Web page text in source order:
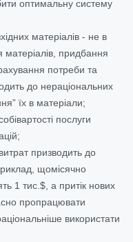
оптимальну систему
матеріалів - не в
матеріалів, придбання
потреби та
до нераціональних
їх в матеріали;
послуги
призводить до
щомісячно
1 тис.$, а притік нових
пропрацювати
використати